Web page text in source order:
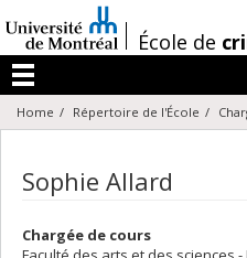
au
contenu
/École de
Menu
Home Répertoire de l'École
Sophie Allard
Chargée de cours